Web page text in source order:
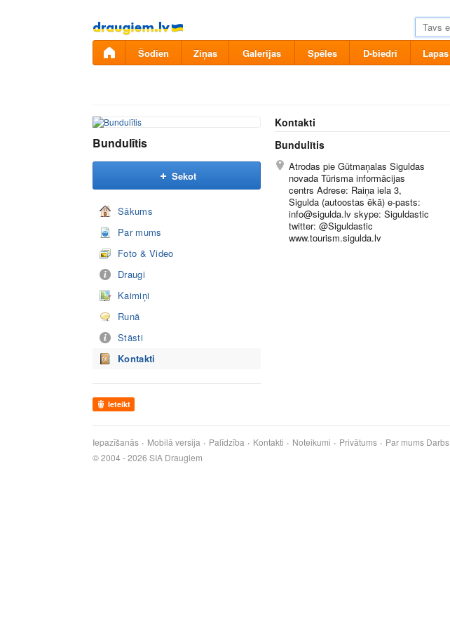
Pāriet
uz
saturu
Šodien Ziņas Galerijas Spēles D-biedri Lapas
Bundulītis
Sekot
Sākums
Par mums
Foto & Video
Draugi
Kaimiņi
Runā
Stāsti
Kontakti
Ieteikt
Kontakti
Bundulītis
Atrodas pie Gūtmaņalas Siguldas
novada Tūrisma informācijas
centrs Adrese: Raiņa iela 3,
Sigulda (autoostas ēkā) e-pasts:
info@sigulda.lv skype: Siguldastic
twitter: @Siguldastic
www.tourism.sigulda.lv
Iepazīšanās Mobilā versija Palīdzība Kontakti Noteikumi Privātums Par mums Darbs
© 2004 - 2026 SIA Draugiem